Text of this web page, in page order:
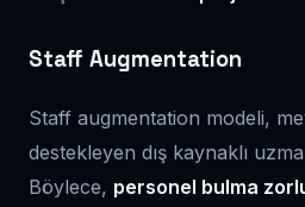
Staff Augmentation
Staff augmentation modeli,
destekleyen dış kaynaklı
Böylece, personel bulma